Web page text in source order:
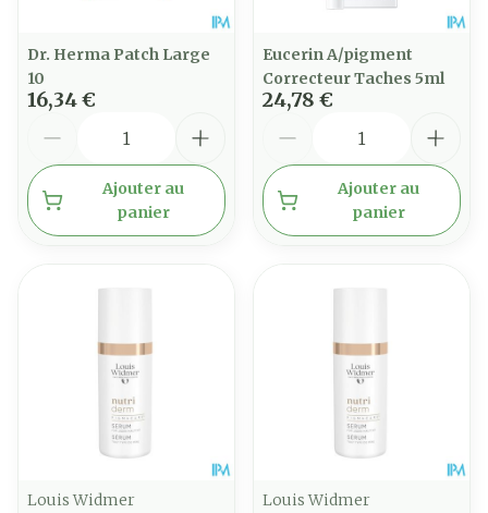
Dr. Herma Patch Large
10
16,34 €
Ajouter au
panier
Eucerin A/pigment
Correcteur Taches 5ml
24,78 €
Ajouter au
panier
Louis Widmer
Louis Widmer